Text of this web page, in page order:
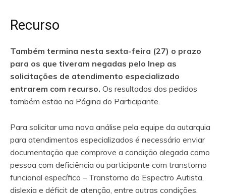
Recurso
Também termina nesta sexta-feira (27) o prazo
para os que tiveram negadas pelo Inep as
solicitações de atendimento especializado
entrarem com recurso. Os resultados dos pedidos
também estão na Página do Participante.
Para solicitar uma nova análise pela equipe da autarquia
para atendimentos especializados é necessário enviar
documentação que comprove a condição alegada como
pessoa com deficiência ou participante com transtorno
funcional específico – Transtorno do Espectro Autista,
dislexia e déficit de atenção, entre outras condições.